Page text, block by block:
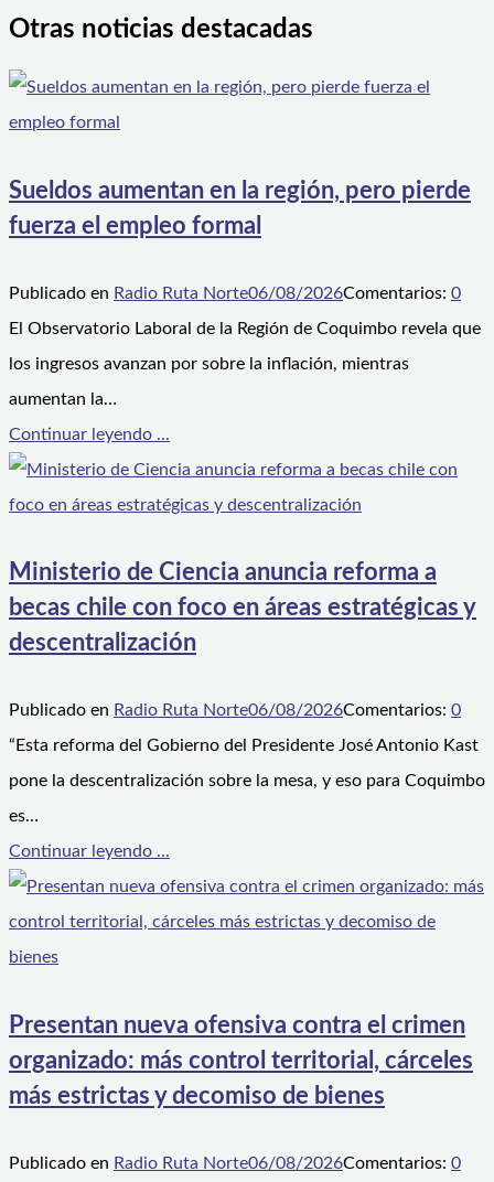
Otras noticias destacadas
Sueldos aumentan en la región, pero pierde
fuerza el empleo formal
Publicado en Radio Ruta Norte06/08/2026Comentarios: 0
El Observatorio Laboral de la Región de Coquimbo revela que
los ingresos avanzan por sobre la inflación, mientras
aumentan la…
Continuar leyendo ...
Ministerio de Ciencia anuncia reforma a
becas chile con foco en áreas estratégicas y
descentralización
Publicado en Radio Ruta Norte06/08/2026Comentarios: 0
“Esta reforma del Gobierno del Presidente José Antonio Kast
pone la descentralización sobre la mesa, y eso para Coquimbo
es…
Continuar leyendo ...
Presentan nueva ofensiva contra el crimen
organizado: más control territorial, cárceles
más estrictas y decomiso de bienes
Publicado en Radio Ruta Norte06/08/2026Comentarios: 0